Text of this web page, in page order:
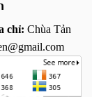
chỉ: Chùa Tản